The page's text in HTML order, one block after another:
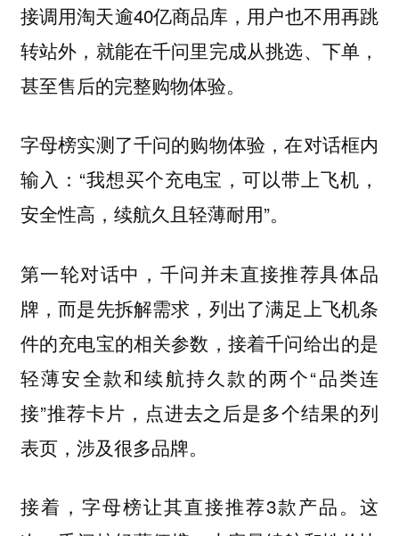
接调用淘天逾40亿商品库，用户也不用再跳
转站外，就能在千问里完成从挑选、下单，
甚至售后的完整购物体验。
字母榜实测了千问的购物体验，在对话框内
输入：“我想买个充电宝，可以带上飞机，
安全性高，续航久且轻薄耐用”。
第一轮对话中，千问并未直接推荐具体品
牌，而是先拆解需求，列出了满足上飞机条
件的充电宝的相关参数，接着千问给出的是
轻薄安全款和续航持久款的两个“品类连
接”推荐卡片，点进去之后是多个结果的列
表页，涉及很多品牌。
接着，字母榜让其直接推荐3款产品。这